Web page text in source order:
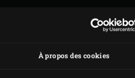
À propos des cookies